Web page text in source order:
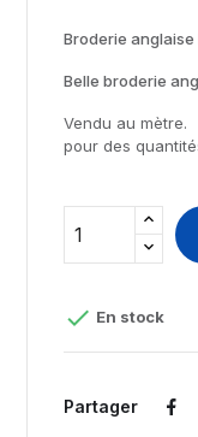
Broderie
Belle broderie
Vendu au mètre.
pour des
 En stock
Partager